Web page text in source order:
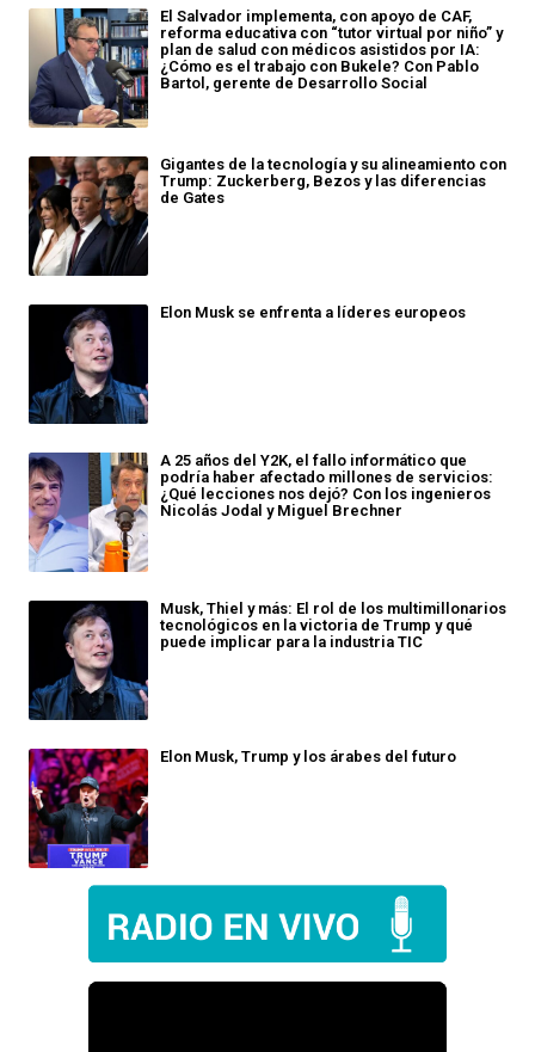
El Salvador implementa, con apoyo de CAF,
reforma educativa con “tutor virtual por niño” y
plan de salud con médicos asistidos por IA:
¿Cómo es el trabajo con Bukele? Con Pablo
Bartol, gerente de Desarrollo Social
Gigantes de la tecnología y su alineamiento con
Trump: Zuckerberg, Bezos y las diferencias
de Gates
Elon Musk se enfrenta a líderes europeos
A 25 años del Y2K, el fallo informático que
podría haber afectado millones de servicios:
¿Qué lecciones nos dejó? Con los ingenieros
Nicolás Jodal y Miguel Brechner
Musk, Thiel y más: El rol de los multimillonarios
tecnológicos en la victoria de Trump y qué
puede implicar para la industria TIC
Elon Musk, Trump y los árabes del futuro